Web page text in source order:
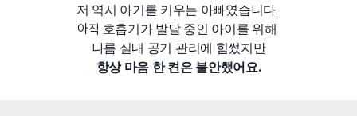
저 역시 아기를 키우는 아빠였습니다.
아직 호흡기가 발달 중인 아이를 위해
나름 실내 공기 관리에 힘썼지만
항상 마음 한 켠은 불안했어요.